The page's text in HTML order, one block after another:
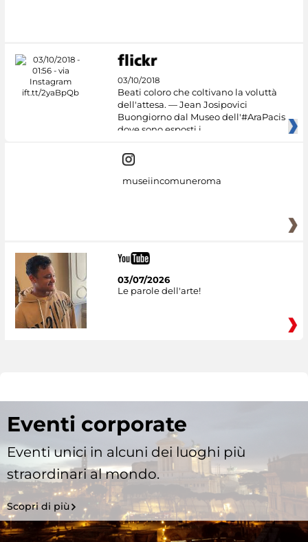
03/10/2018
Beati coloro che coltivano la voluttà
dell'attesa. — Jean Josipovici
Buongiorno dal Museo dell'#AraPacis
dove sono esposti i
museiincomuneroma
03/07/2026
Le parole dell'arte!
Eventi corporate
Eventi unici in alcuni dei luoghi più
straordinari al mondo.
Scopri di più